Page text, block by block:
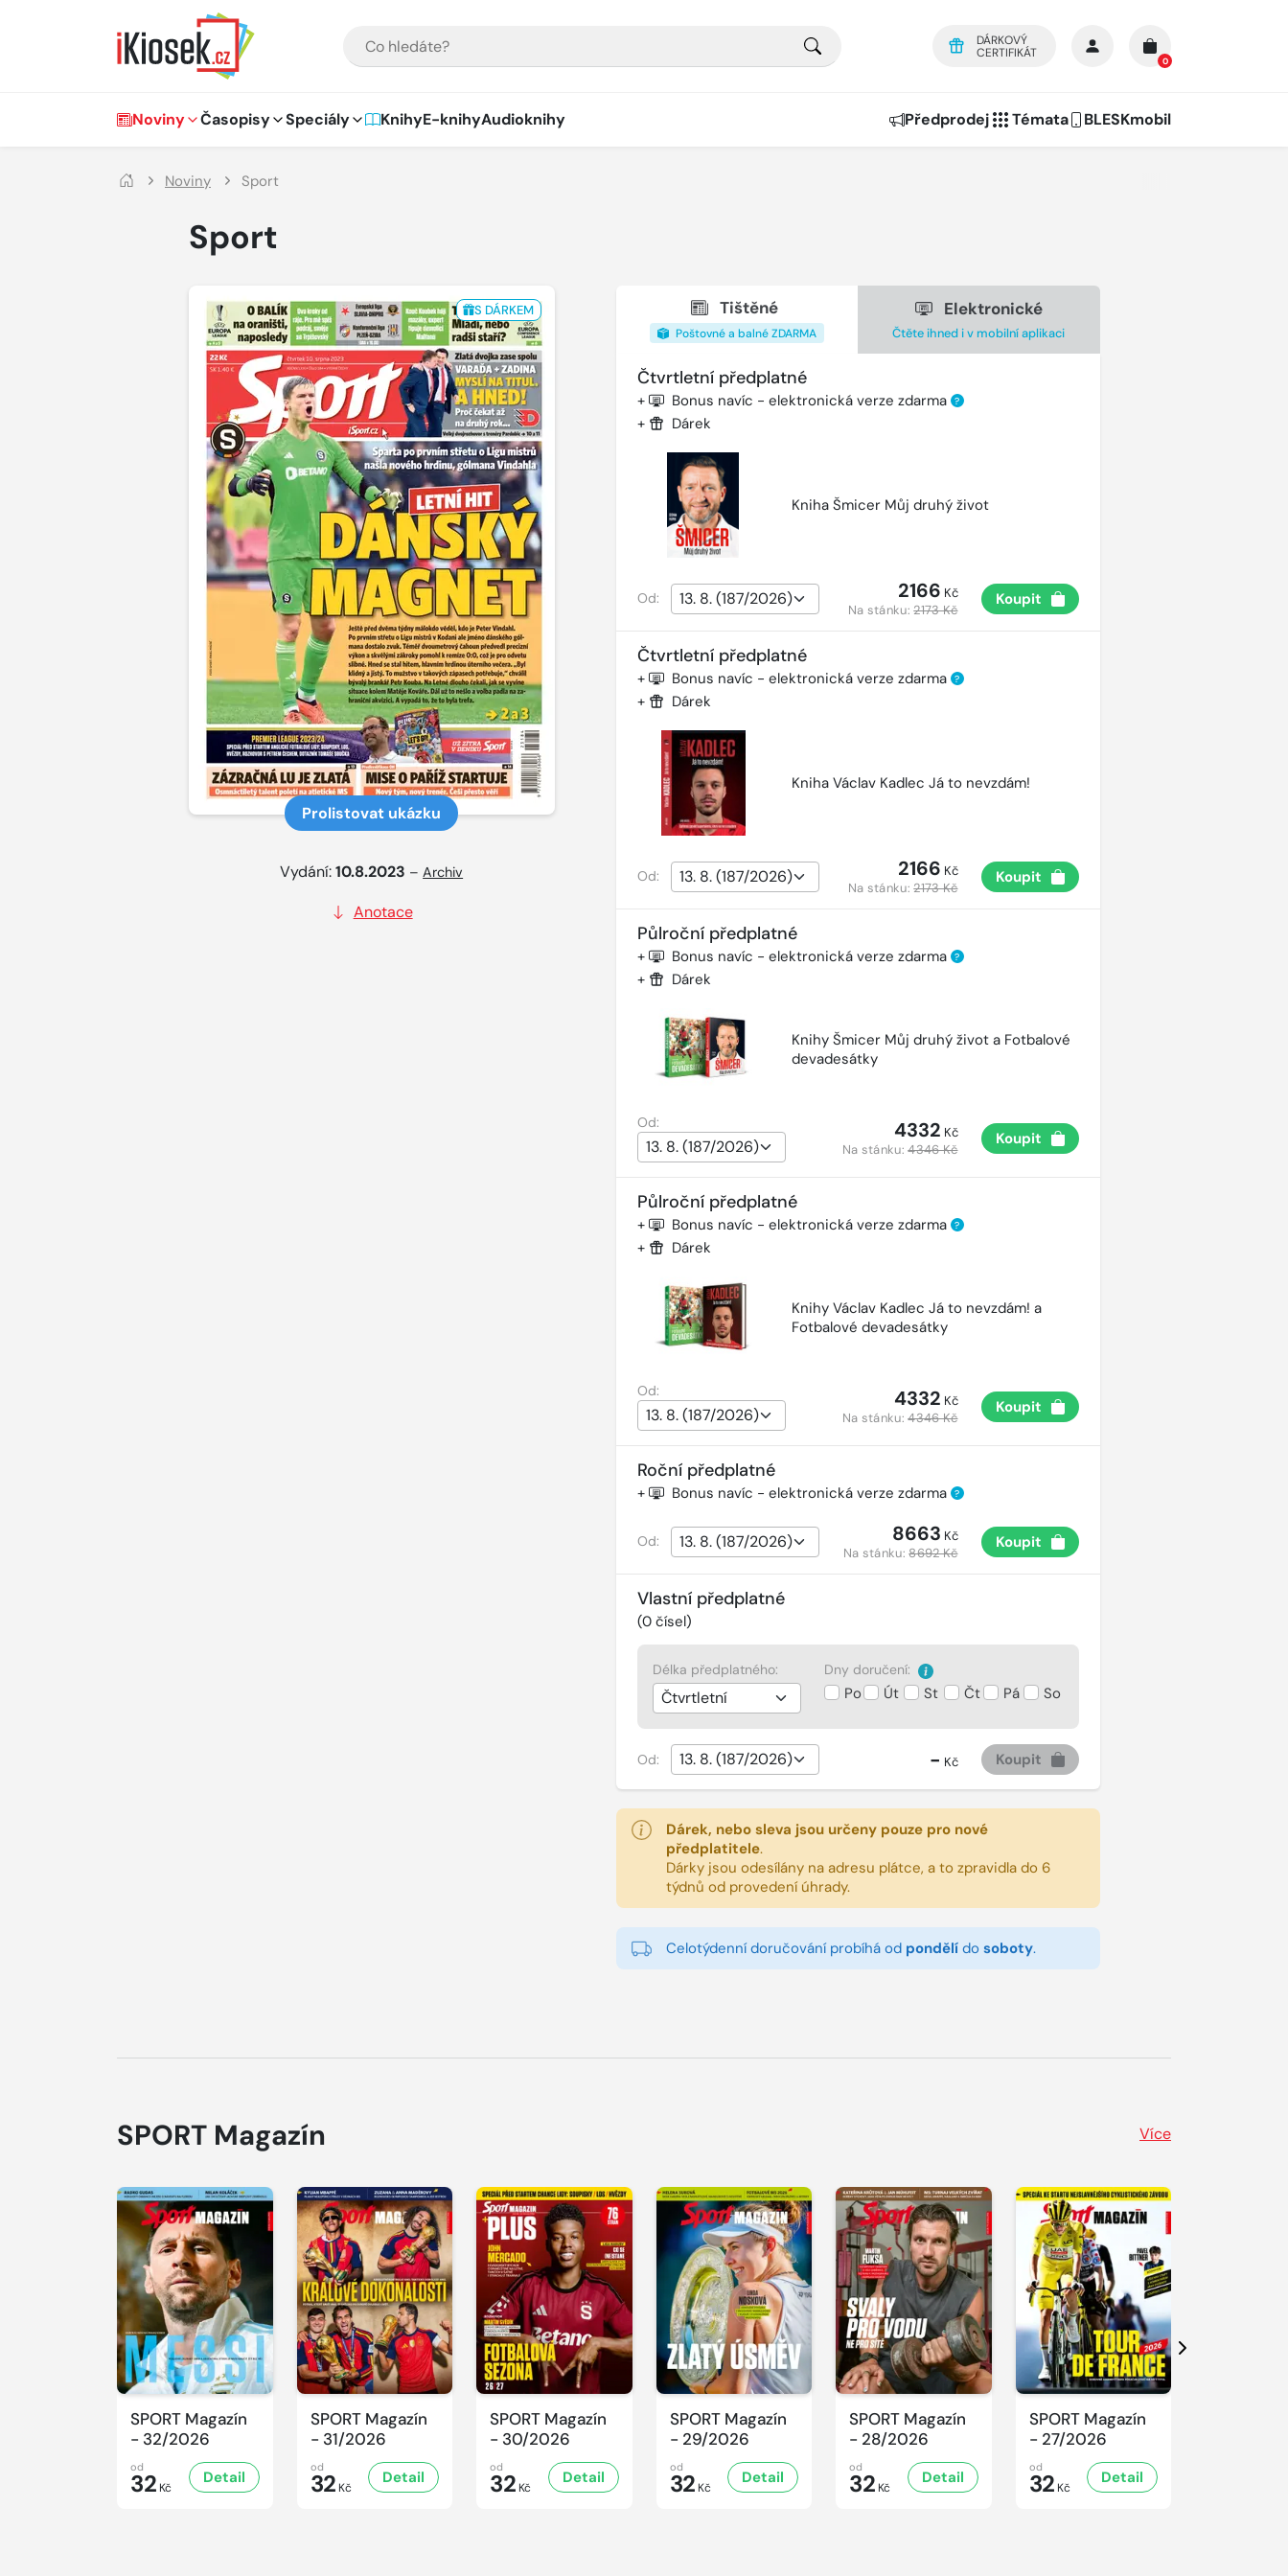
DÁRKOVÝ
CERTIFIKÁT
0
Hlavní navigace
Noviny Časopisy Speciály KnihyE-knihyAudioknihy Předprodej Témata BLESKmobil
Noviny Sport
Sport
S DÁRKEM
Prolistovat ukázku
Vydání:10.8.2023 –Archiv
Anotace
Tištěné
Poštovné a balné ZDARMA
Elektronické
Čtěte ihned i v mobilní aplikaci
Čtvrtletní předplatné
+ Bonus navíc - elektronická verze zdarma ?
+ Dárek
Kniha Šmicer Můj druhý život
Od: 2166 Kč
Na stánku:2173 Kč
Koupit
Čtvrtletní předplatné
+ Bonus navíc - elektronická verze zdarma ?
+ Dárek
Kniha Václav Kadlec Já to nevzdám!
Od: 2166 Kč
Na stánku:2173 Kč
Koupit
Půlroční předplatné
+ Bonus navíc - elektronická verze zdarma ?
+ Dárek
Knihy Šmicer Můj druhý život a Fotbalové
devadesátky
Od: 4332 Kč
Na stánku:4346 Kč
Koupit
Půlroční předplatné
+ Bonus navíc - elektronická verze zdarma ?
+ Dárek
Knihy Václav Kadlec Já to nevzdám! a
Fotbalové devadesátky
Od: 4332 Kč
Na stánku:4346 Kč
Koupit
Roční předplatné
+ Bonus navíc - elektronická verze zdarma ?
Od: 8663 Kč
Na stánku:8692 Kč
Koupit
Vlastní předplatné
(0čísel)
Délka předplatného: Dny doručení:
Po Út St Čt Pá So
Od: - Kč Koupit
Dárek, nebo sleva jsou určeny pouze pro nové
předplatitele.
Dárky jsou odesílány na adresu plátce, a to zpravidla do 6
týdnů od provedení úhrady.
Celotýdenní doručování probíhá od pondělído soboty.
SPORT Magazín Více
SPORT Magazín
- 32/2026
od
32 Kč
Detail
SPORT Magazín
- 31/2026
od
32 Kč
Detail
SPORT Magazín
- 30/2026
od
32 Kč
Detail
SPORT Magazín
- 29/2026
od
32 Kč
Detail
SPORT Magazín
- 28/2026
od
32 Kč
Detail
SPORT Magazín
- 27/2026
od
32 Kč
Detail
Další